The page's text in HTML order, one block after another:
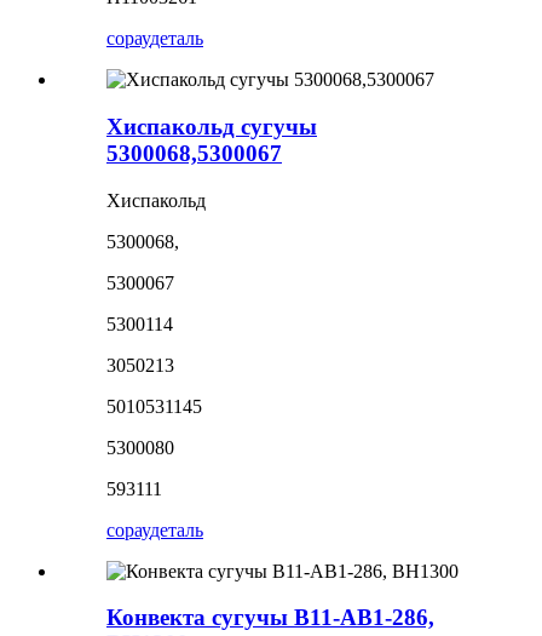
сораудеталь
Хиспакольд сугучы
5300068,5300067
Хиспакольд
5300068,
5300067
5300114
3050213
5010531145
5300080
593111
сораудеталь
Конвекта сугучы B11-AB1-286,